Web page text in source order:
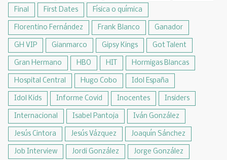
Final First Dates Física o química
Florentino Fernández Frank Blanco Ganador
GH VIP Gianmarco Gipsy Kings Got Talent
Gran Hermano HBO HIT Hormigas Blancas
Hospital Central Hugo Cobo Idol España
Idol Kids Informe Covid Inocentes Insiders
Internacional Isabel Pantoja Iván González
Jesús Cintora Jesús Vázquez Joaquín Sánchez
Job Interview Jordi González Jorge González